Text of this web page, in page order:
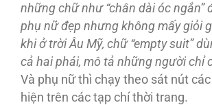
những chữ như “chân dài óc ngắn”
phụ nữ đẹp nhưng không mấy giỏi
khi ở trời Âu Mỹ, chữ “empty suit”
cả hai phái, mô tả những người chỉ
Và phụ nữ thì chạy theo sát nút
hiện trên các tạp chí thời trang.